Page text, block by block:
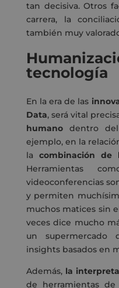
tan decisiva. Otros
carrera, la
también muy
tecnología
En la era de las
Data, será vital
humanodentro del
ejemplo, en la
la combinación de
Herramientas
videoconferencias
y permiten
muchos matices sin
veces dice mucho
un supermercado
insights basados en
Además, la
de herramientas de